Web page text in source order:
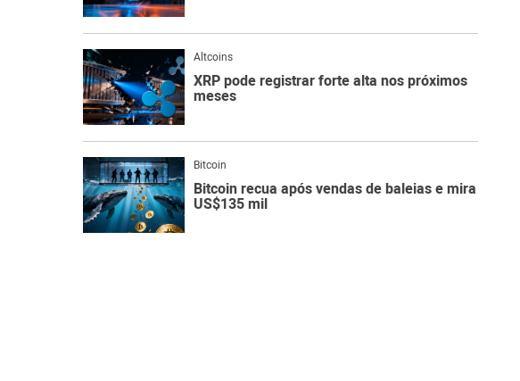
Altcoins
XRP pode registrar forte alta nos próximos
meses
Bitcoin
Bitcoin recua após vendas de baleias e mira
US$135 mil